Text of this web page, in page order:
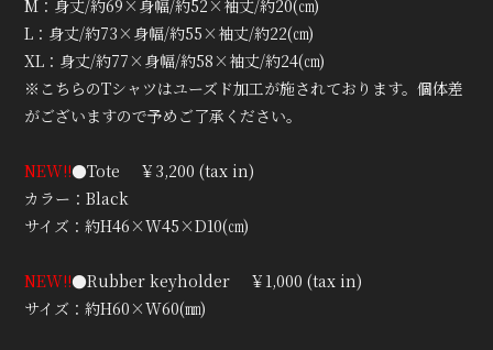
M：身丈/約69×身幅/約52×袖丈/約20(㎝)
L：身丈/約73×身幅/約55×袖丈/約22(㎝)
XL：身丈/約77×身幅/約58×袖丈/約24(㎝)
※こちらのTシャツはユーズド加工が施されております。個体差
がございますので予めご了承ください。
NEW!!●Tote ￥3,200 (tax in)
カラー：Black
サイズ：約H46×W45×D10(㎝)
NEW!!●Rubber keyholder ￥1,000 (tax in)
サイズ：約H60×W60(㎜)